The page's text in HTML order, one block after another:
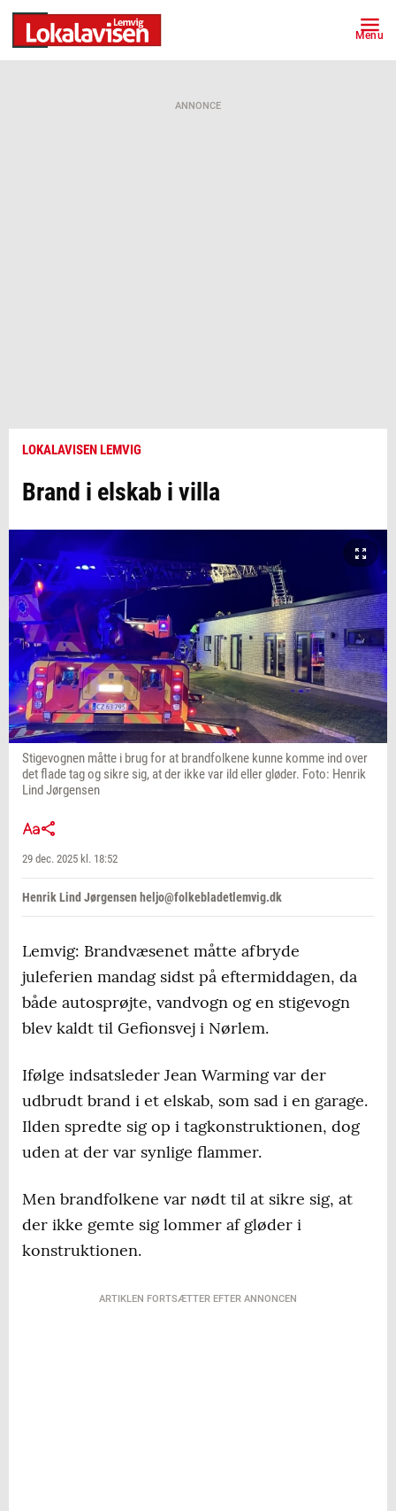
Menu
ANNONCE
LOKALAVISEN LEMVIG
Brand i elskab i villa
Stigevognen måtte i brug for at brandfolkene kunne komme ind over
det flade tag og sikre sig, at der ikke var ild eller gløder. Foto: Henrik
Lind Jørgensen
29 dec. 2025 kl. 18:52
Henrik Lind Jørgensen heljo@folkebladetlemvig.dk
Lemvig: Brandvæsenet måtte afbryde
juleferien mandag sidst på eftermiddagen, da
både autosprøjte, vandvogn og en stigevogn
blev kaldt til Gefionsvej i Nørlem.
Ifølge indsatsleder Jean Warming var der
udbrudt brand i et elskab, som sad i en garage.
Ilden spredte sig op i tagkonstruktionen, dog
uden at der var synlige flammer.
Men brandfolkene var nødt til at sikre sig, at
der ikke gemte sig lommer af gløder i
konstruktionen.
ARTIKLEN FORTSÆTTER EFTER ANNONCEN